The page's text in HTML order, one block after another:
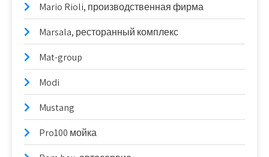
Mario Rioli, производственная фирма
Marsala, ресторанный комплекс
Mat-group
Modi
Mustang
Pro100 мойка